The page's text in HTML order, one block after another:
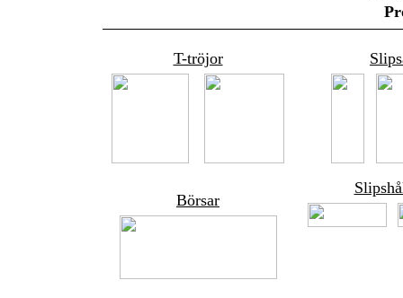
T-tröjor
Börsar